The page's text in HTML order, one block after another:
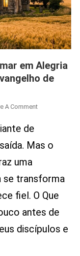
em Alegria
de
A CommentOn
Em
—
Jesus
de
Mas o
uma
se transforma
fiel. O Que
antes de
discípulos e